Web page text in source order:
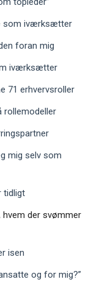
som iværksætter
foran mig
iværksætter
71 erhvervsroller
rollemodeller
mig selv som
tidligt
hvem der svømmer
isen
og for mig?”